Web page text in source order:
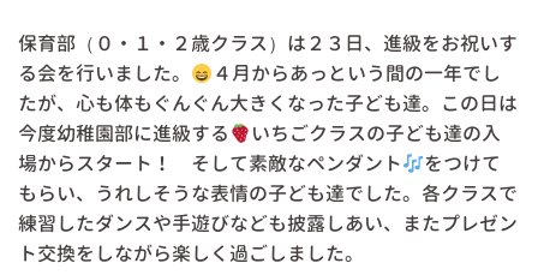
保育部（０・１・２歳クラス）は２３日、進級をお祝いす
る会を行いました。
４月からあっという間の一年でし
たが、心も体もぐんぐん大きくなった子ども達。この日は
今度幼稚園部に進級する
いちごクラスの子ども達の入
場からスタート！ そして素敵なペンダント
をつけて
もらい、うれしそうな表情の子ども達でした。各クラスで
練習したダンスや手遊びなども披露しあい、またプレゼン
ト交換をしながら楽しく過ごしました。